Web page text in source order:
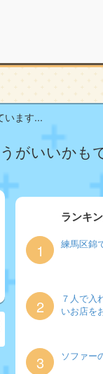
います...
がいいかも
ランキ
1 練馬区錦
2
７人で入
いお店を
3 ソファー